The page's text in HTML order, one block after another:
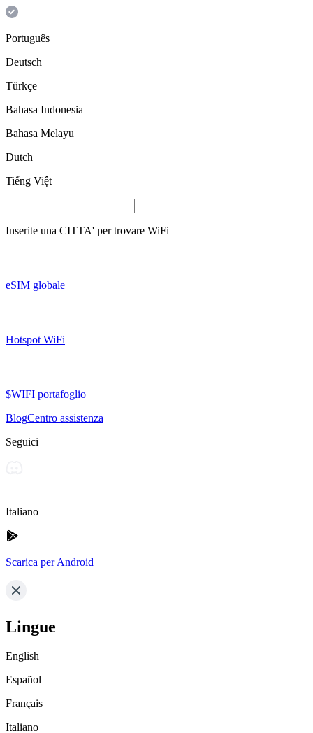
Português
Deutsch
Türkçe
Bahasa Indonesia
Bahasa Melayu
Dutch
Tiếng Việt
Inserite una CITTA' per trovare WiFi
eSIM globale
Hotspot WiFi
$WIFI portafoglio
BlogCentro assistenza
Seguici
Italiano
Scarica per Android
Lingue
English
Español
Français
Italiano